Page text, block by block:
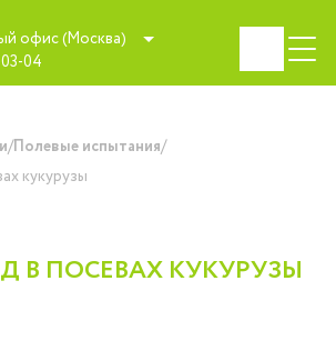
офис (Москва)
04
/Полевые испытания/
кукурузы
В ПОСЕВАХ КУКУРУЗЫ